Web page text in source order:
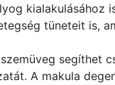
kialakulásához
tüneteit is,
segíthet
A makula